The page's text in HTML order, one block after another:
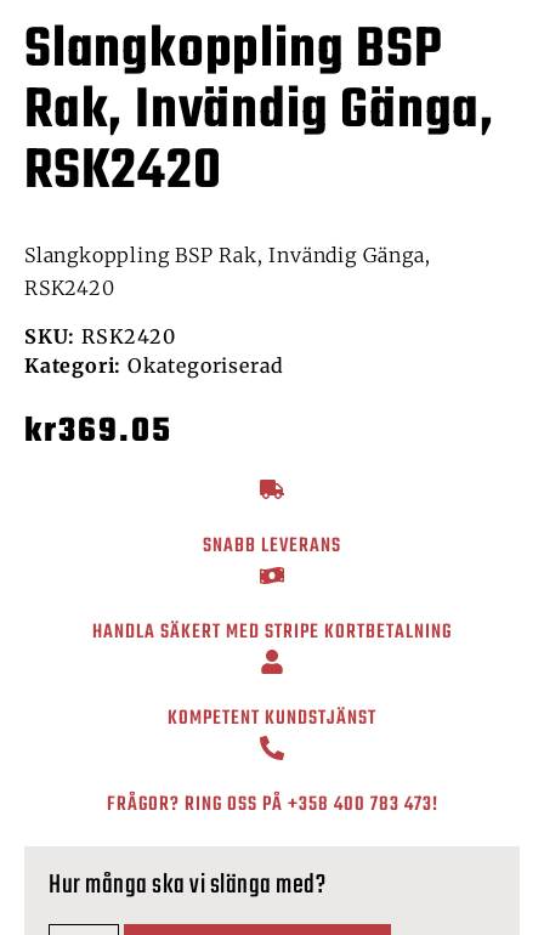
Slangkoppling BSP
Rak, Invändig Gänga,
RSK2420
Slangkoppling BSP Rak, Invändig Gänga,
RSK2420
SKU: RSK2420
Kategori: Okategoriserad
kr369.05
SNABB LEVERANS
HANDLA SÄKERT MED STRIPE KORTBETALNING
KOMPETENT KUNDSTJÄNST
FRÅGOR? RING OSS PÅ+358 400 783 473!
Hur många ska vi slänga med?